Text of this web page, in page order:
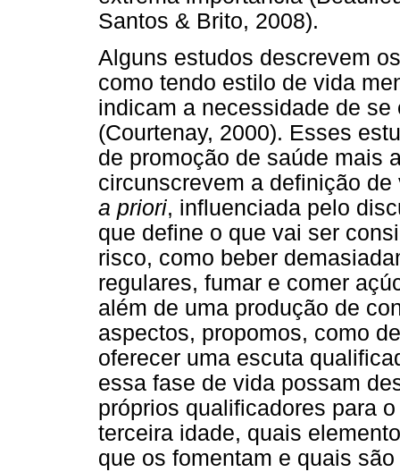
Santos & Brito, 2008).
Alguns estudos descrevem
como tendo estilo de vida
indicam a necessidade de
(Courtenay, 2000). Esses
de promoção de saúde mais
circunscrevem a definição
a priori, influenciada pelo
que define o que vai ser
risco, como beber
regulares, fumar e comer
além de uma produção de
aspectos, propomos, como
oferecer uma escuta
essa fase de vida possam
próprios qualificadores para
terceira idade, quais
que os fomentam e quais